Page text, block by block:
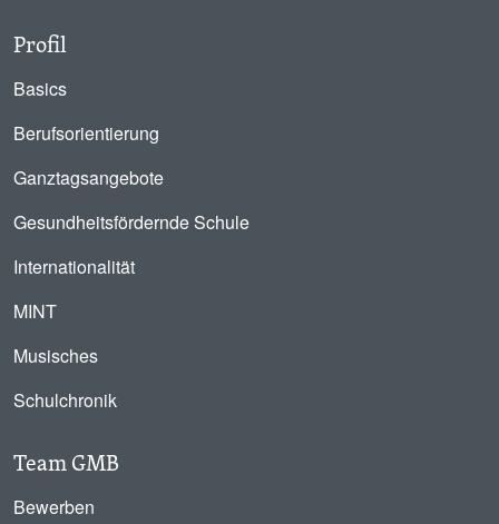
Profil
Basics
Berufsorientierung
Ganztagsangebote
Gesundheitsfördernde Schule
Internationalität
MINT
Musisches
Schulchronik
Team GMB
Bewerben